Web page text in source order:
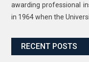
awarding professional
in 1964 when the
RECENT POSTS